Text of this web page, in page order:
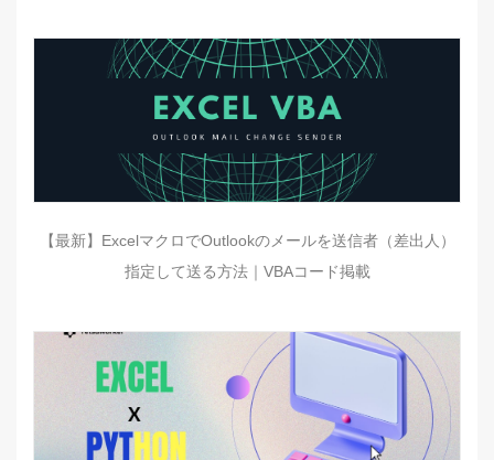
【最新】ExcelマクロでOutlookのメールを送信者（差出人）
指定して送る方法｜VBAコード掲載